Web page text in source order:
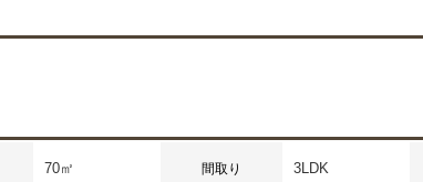
70㎡ 間取り 3LDK